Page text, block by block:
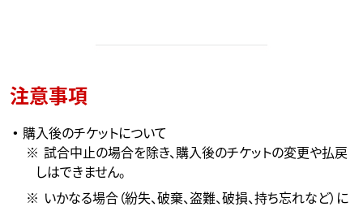
注意事項
購入後のチケットについて
試合中止の場合を除き、購入後のチケットの変更や払戻
しはできません。
いかなる場合（紛失、破棄、盗難、破損、持ち忘れなど）に